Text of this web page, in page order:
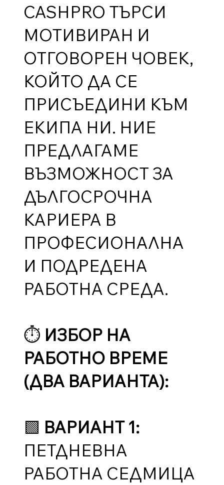
CASHPRO ТЪРСИ
МОТИВИРАН И
ОТГОВОРЕН ЧОВЕК,
КОЙТО ДА СЕ
ПРИСЪЕДИНИ КЪМ
ЕКИПА НИ. НИЕ
ПРЕДЛАГАМЕ
ВЪЗМОЖНОСТ ЗА
ДЪЛГОСРОЧНА
КАРИЕРА В
ПРОФЕСИОНАЛНА
И ПОДРЕДЕНА
РАБОТНА СРЕДА.
⏱️ ИЗБОР НА
РАБОТНО ВРЕМЕ
(ДВА ВАРИАНТА):
🟩 ВАРИАНТ 1:
ПЕТДНЕВНА
РАБОТНА СЕДМИЦА